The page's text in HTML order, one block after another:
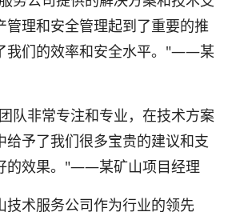
管理和安全管理起到了重要的推
我们的效率和安全水平。"——某
队非常专注和专业，在技术方案
给予了我们很多宝贵的建议和支
的效果。"——某矿山项目经理
技术服务公司作为行业的领先